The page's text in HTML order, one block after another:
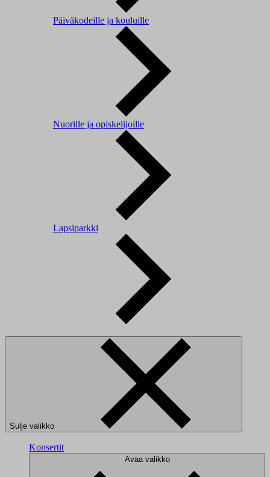
Päiväkodeille ja kouluille
Nuorille ja opiskelijoille
Lapsiparkki
Sulje valikko
Konsertit
Avaa valikko